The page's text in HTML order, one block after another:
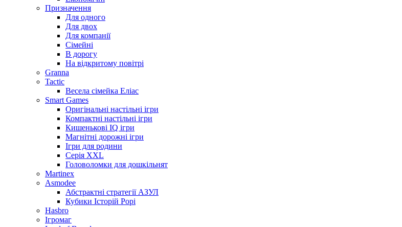
Призначення
Для одного
Для двох
Для компанії
Сімейні
В дорогу
На відкритому повітрі
Granna
Tactic
Весела сімейка Еліас
Smart Games
Оригінальні настільні ігри
Компактні настільні ігри
Кишенькові IQ ігри
Магнітні дорожні ігри
Ігри для родини
Серія XXL
Головоломки для дошкільнят
Martinex
Asmodee
Абстрактні стратегії АЗУЛ
Кубики Історій Рорі
Hasbro
Ігромаг